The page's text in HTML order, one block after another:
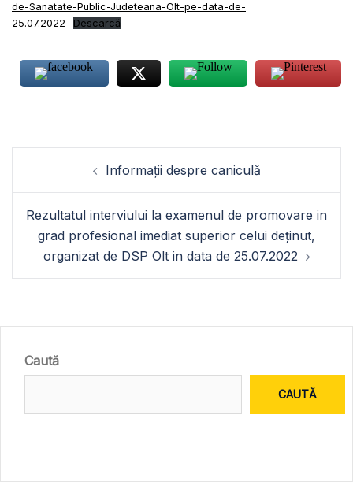
de-Sanatate-Public-Judeteana-Olt-pe-data-de-
25.07.2022
Descarcă
Navigare
articole
Informații despre caniculă
Rezultatul interviului la examenul de promovare in
grad profesional imediat superior celui deținut,
organizat de DSP Olt in data de 25.07.2022
Caută
CAUTĂ